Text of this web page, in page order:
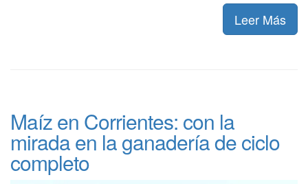
Leer Más
Maíz en Corrientes: con la
mirada en la ganadería de ciclo
completo